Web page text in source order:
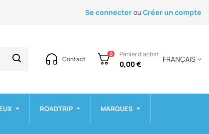
Se connecterouCréer un compte
Contact
0 Panier d'achat
0,00 €
FRANÇAIS
ROADTRIP MARQUES